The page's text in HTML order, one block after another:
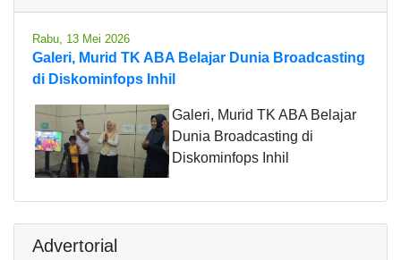
Rabu, 13 Mei 2026
Galeri, Murid TK ABA Belajar Dunia Broadcasting
di Diskominfops Inhil
Galeri, Murid TK ABA Belajar
Dunia Broadcasting di
Diskominfops Inhil
Advertorial